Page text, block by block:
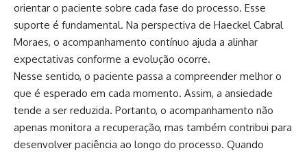
orientar o paciente sobre cada fase do processo. Esse
suporte é fundamental. Na perspectiva de Haeckel Cabral
Moraes, o acompanhamento contínuo ajuda a alinhar
expectativas conforme a evolução ocorre.
Nesse sentido, o paciente passa a compreender melhor o
que é esperado em cada momento. Assim, a ansiedade
tende a ser reduzida. Portanto, o acompanhamento não
apenas monitora a recuperação, mas também contribui para
desenvolver paciência ao longo do processo. Quando